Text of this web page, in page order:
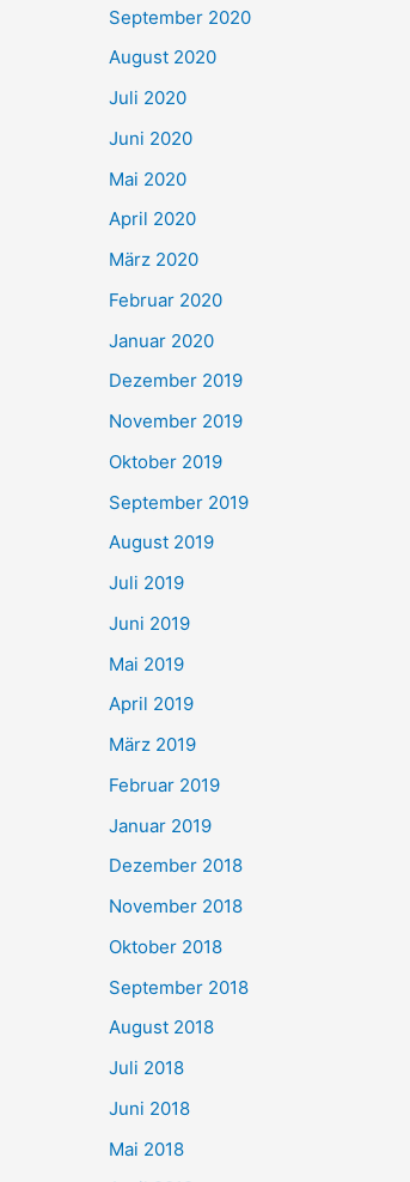
September 2020
August 2020
Juli 2020
Juni 2020
Mai 2020
April 2020
März 2020
Februar 2020
Januar 2020
Dezember 2019
November 2019
Oktober 2019
September 2019
August 2019
Juli 2019
Juni 2019
Mai 2019
April 2019
März 2019
Februar 2019
Januar 2019
Dezember 2018
November 2018
Oktober 2018
September 2018
August 2018
Juli 2018
Juni 2018
Mai 2018